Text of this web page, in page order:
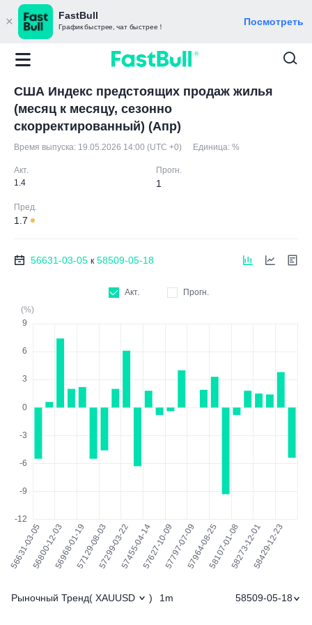
FastBull
График быстрее, чат быстрее！ Посмотреть
США Индекс предстоящих продаж жилья
(месяц к месяцу, сезонно
скорректированный) (Апр)
Время выпуска: 19.05.2026 14:00 (UTC +0) Единица: %
Акт.
1.4
Прогн.
1
Пред.
1.7
56631-03-05 к 58509-05-18
Акт.
Прогн.
(%)
Рыночный Тренд( XAUUSD ) 1m 58509-05-18